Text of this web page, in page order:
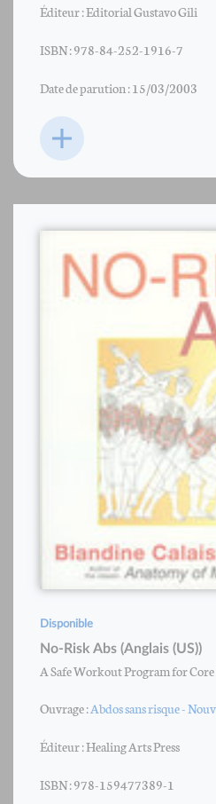
Éditeur : Editorial Gustavo Gili
ISBN : 978-84-252-1916-7
Date de parution : 15/03/2003
Disponible
No-Risk Abs (Anglais (US))
A Safe Workout Program for
Ouvrage :Abdos sans risque -
Éditeur : Healing Arts Press
ISBN : 978-159477389-1